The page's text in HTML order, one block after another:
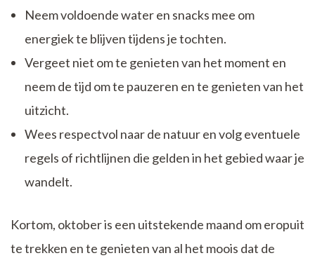
Neem voldoende water en snacks mee om
energiek te blijven tijdens je tochten.
Vergeet niet om te genieten van het moment en
neem de tijd om te pauzeren en te genieten van het
uitzicht.
Wees respectvol naar de natuur en volg eventuele
regels of richtlijnen die gelden in het gebied waar je
wandelt.
Kortom, oktober is een uitstekende maand om eropuit
te trekken en te genieten van al het moois dat de